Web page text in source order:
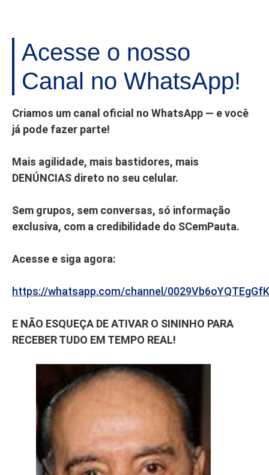
Acesse o nosso
Canal no WhatsApp!
Criamos um canal oficial no WhatsApp — e você
já pode fazer parte!
Mais agilidade, mais bastidores, mais
DENÚNCIAS direto no seu celular.
Sem grupos, sem conversas, só informação
exclusiva, com a credibilidade do SCemPauta.
Acesse e siga agora:
https://whatsapp.com/channel/
E NÃO ESQUEÇA DE ATIVAR O SININHO PARA
RECEBER TUDO EM TEMPO REAL!